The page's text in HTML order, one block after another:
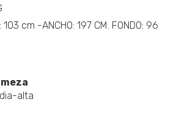
103 cm -ANCHO: 197 CM. FONDO: 96
alta